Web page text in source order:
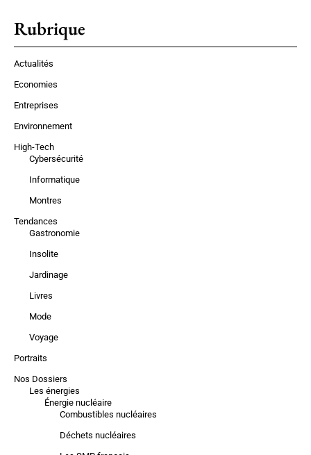
Rubrique
Actualités
Economies
Entreprises
Environnement
High-Tech
Cybersécurité
Informatique
Montres
Tendances
Gastronomie
Insolite
Jardinage
Livres
Mode
Voyage
Portraits
Nos Dossiers
Les énergies
Énergie nucléaire
Combustibles nucléaires
Déchets nucléaires